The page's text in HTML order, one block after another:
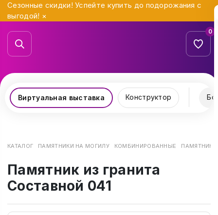
Сезонные скидки! Успейте купить до подорожания с
выгодой! ×
0
Виртуальная выставка Конструктор
КАТАЛОГ ПАМЯТНИКИ НА МОГИЛУ КОМБИНИРОВАННЫЕ ПАМЯТНИК
Памятник из гранита
Составной 041